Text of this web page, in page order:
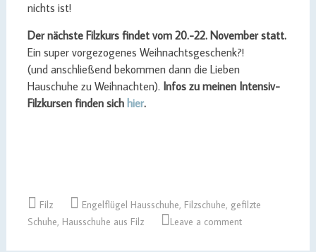
nichts ist!
Der nächste Filzkurs findet vom 20.-22. November statt.
Ein super vorgezogenes Weihnachtsgeschenk?!
(und anschließend bekommen dann die Lieben
Hauschuhe zu Weihnachten). Infos zu meinen Intensiv-
Filzkursen finden sich hier.
Filz Engelflügel Hausschuhe, Filzschuhe, gefilzte
Schuhe, Hausschuhe aus Filz Leave a comment